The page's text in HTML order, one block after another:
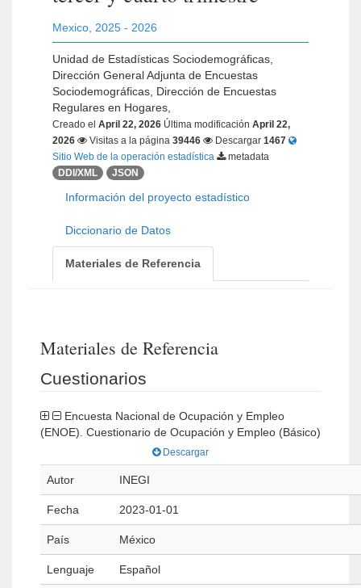
Mexico 2025 - 2026
Unidad de Estadísticas Sociodemográficas,
Dirección General Adjunta de Encuestas
Sociodemográficas, Dirección de Encuestas
Regulares en Hogares,
Creado el April 22, 2026 Última modificación April 22,
2026
Visitas a la página 39446 Descargar 1467
Sitio Web de la operación estadística
metadata
DDI/XML
JSON
Información del proyecto estadístico
Diccionario de Datos
Materiales de Referencia
Materiales de Referencia
Cuestionarios
(ENOE). Cuestionario de Ocupación y Empleo (Básico)
Descargar
Autor INEGI
Fecha 2023-01-01
País México
Lenguaje Español